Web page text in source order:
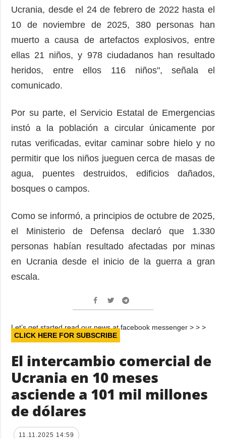
Ucrania, desde el 24 de febrero de 2022 hasta el
10 de noviembre de 2025, 380 personas han
muerto a causa de artefactos explosivos, entre
ellas 21 niños, y 978 ciudadanos han resultado
heridos, entre ellos 116 niños", señala el
comunicado.
Por su parte, el Servicio Estatal de Emergencias
instó a la población a circular únicamente por
rutas verificadas, evitar caminar sobre hielo y no
permitir que los niños jueguen cerca de masas de
agua, puentes destruidos, edificios dañados,
bosques o campos.
Como se informó, a principios de octubre de 2025,
el Ministerio de Defensa declaró que 1.330
personas habían resultado afectadas por minas
en Ucrania desde el inicio de la guerra a gran
escala.
Let’s get started read our news at facebook messenger > > >
CLICK HERE FOR SUBSCRIBE
El intercambio comercial de
Ucrania en 10 meses
asciende a 101 mil millones
de dólares
11.11.2025 14:59